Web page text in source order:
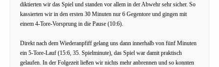
diktierten wir das Spiel und standen vor allem in der Abwehr sehr sicher. So
kassierten wir in den ersten 30 Minuten nur 6 Gegentore und gingen mit
einem 4-Tore-Vorsprung in die Pause (10:6).
Direkt nach dem Wiederanpfiff gelang uns dann innerhalb von fünf Minuten
ein 5-Tore-Lauf (15:6, 35. Spielminute), das Spiel war damit praktisch
gelaufen. In der Folgezeit ließen wir nichts mehr anbrennen und so konnten